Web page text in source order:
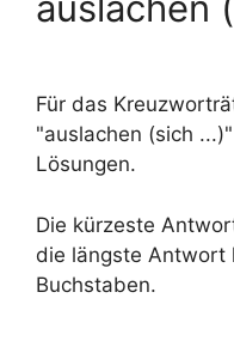
Für das
"auslachen (sich
Lösungen.
Die kürzeste
die längste Antwort
Buchstaben.